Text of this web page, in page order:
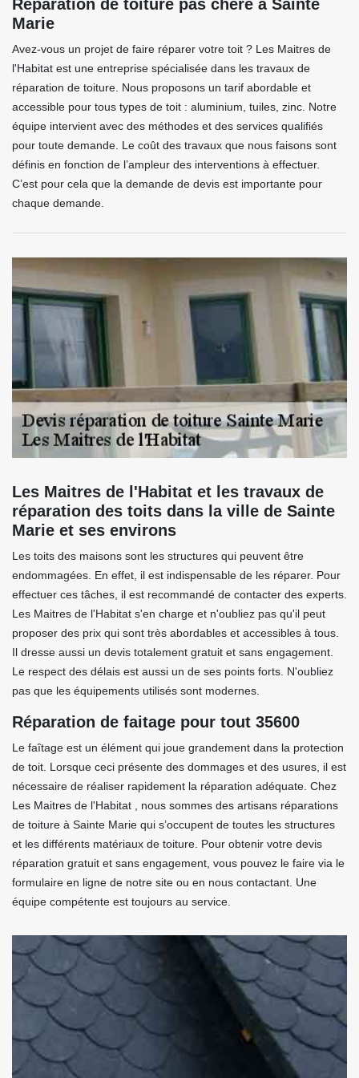
Réparation de toiture pas chère à Sainte
Marie
Avez-vous un projet de faire réparer votre toit ? Les Maitres de
l'Habitat est une entreprise spécialisée dans les travaux de
réparation de toiture. Nous proposons un tarif abordable et
accessible pour tous types de toit : aluminium, tuiles, zinc. Notre
équipe intervient avec des méthodes et des services qualifiés
pour toute demande. Le coût des travaux que nous faisons sont
définis en fonction de l’ampleur des interventions à effectuer.
C’est pour cela que la demande de devis est importante pour
chaque demande.
Les Maitres de l'Habitat et les travaux de
réparation des toits dans la ville de Sainte
Marie et ses environs
Les toits des maisons sont les structures qui peuvent être
endommagées. En effet, il est indispensable de les réparer. Pour
effectuer ces tâches, il est recommandé de contacter des experts.
Les Maitres de l'Habitat s'en charge et n'oubliez pas qu'il peut
proposer des prix qui sont très abordables et accessibles à tous.
Il dresse aussi un devis totalement gratuit et sans engagement.
Le respect des délais est aussi un de ses points forts. N'oubliez
pas que les équipements utilisés sont modernes.
Réparation de faitage pour tout 35600
Le faîtage est un élément qui joue grandement dans la protection
de toit. Lorsque ceci présente des dommages et des usures, il est
nécessaire de réaliser rapidement la réparation adéquate. Chez
Les Maitres de l'Habitat , nous sommes des artisans réparations
de toiture à Sainte Marie qui s’occupent de toutes les structures
et les différents matériaux de toiture. Pour obtenir votre devis
réparation gratuit et sans engagement, vous pouvez le faire via le
formulaire en ligne de notre site ou en nous contactant. Une
équipe compétente est toujours au service.